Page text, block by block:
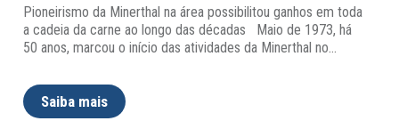
Pioneirismo da Minerthal na área possibilitou ganhos em toda
a cadeia da carne ao longo das décadas Maio de 1973, há
50 anos, marcou o início das atividades da Minerthal no…
Saiba mais